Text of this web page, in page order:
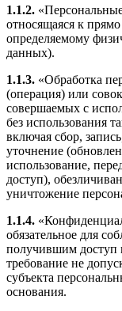
1.1.2.
относящаяся к
определяемому
данных).
1.1.3. «Обработка
(операция) или
совершаемых с
без использования
включая сбор,
уточнение
использование,
доступ),
уничтожение
1.1.4.
обязательное для
получившим
требование не
субъекта
основания.